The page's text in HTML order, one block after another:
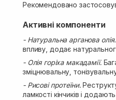
Рекомендовано
Активні компоненти
- Натуральна арганова
впливу, додає
- Олія горіха макадамії.
зміцнювальну,
- Рисові протеїни.
ламкості кінчиків і